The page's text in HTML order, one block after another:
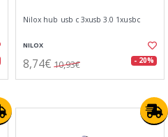
Nilox hub usb c 3xusb 3.0 1xusbc
NILOX
8,74€ 10,93€ - 20%